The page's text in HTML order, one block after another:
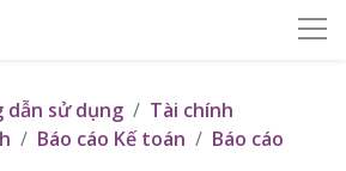
dẫn sử dụng
Tài chính
Báo cáo Kế toán Báo cáo